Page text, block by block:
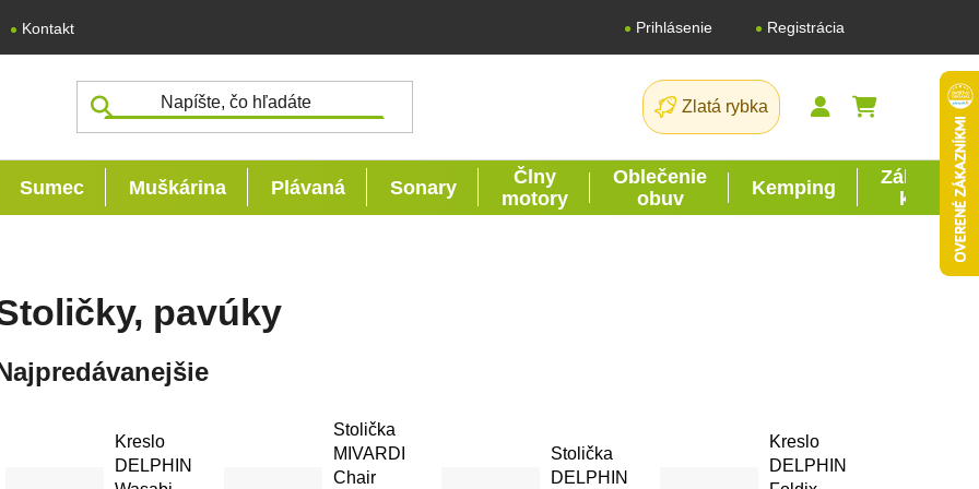
Kontakt Prihlásenie Registrácia
Zlatá rybka
NÁKUPNÝ
Sumec Muškárina Plávaná Sonary
Člny
motory
Oblečenie
obuv
Kemping
Záhrada
kutil
pavúky
Kreslo
DELPHIN
Stolička
MIVARDI
Chair
Stolička
DELPHIN
Kreslo
DELPHIN